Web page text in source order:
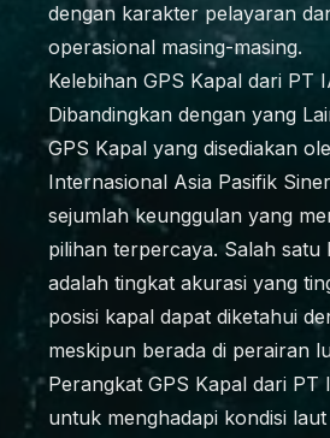
dengan karakter pelayaran
operasional masing-masing.
Kelebihan GPS Kapal dari PT
Dibandingkan dengan yang
GPS Kapal yang disediakan
Internasional Asia Pasifik
sejumlah keunggulan yang
pilihan terpercaya. Salah satu
adalah tingkat akurasi yang
posisi kapal dapat diketahui
meskipun berada di perairan
Perangkat GPS Kapal dari PT
untuk menghadapi kondisi